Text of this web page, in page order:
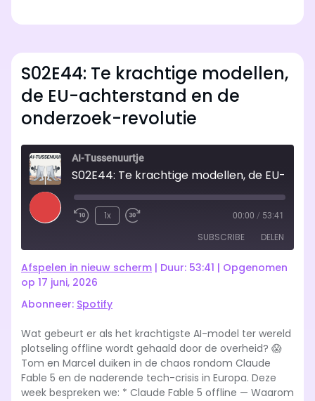
S02E44: Te krachtige modellen,
de EU-achterstand en de
onderzoek-revolutie
AI-Tussenuurtje
Play
Rewind
1x
seconds
00:00 / 53:41
SUBSCRIBE DELEN
Spotify
RSS FEED
DELEN
EMBED
Afspelen in nieuw scherm | Duur: 53:41 | Opgenomen
op 17 juni, 2026
Abonneer: Spotify
Wat gebeurt er als het krachtigste AI-model ter wereld
plotseling offline wordt gehaald door de overheid? 😱
Tom en Marcel duiken in de chaos rondom Claude
Fable 5 en de naderende tech-crisis in Europa. Deze
week bespreken we: * Claude Fable 5 offline — Waarom